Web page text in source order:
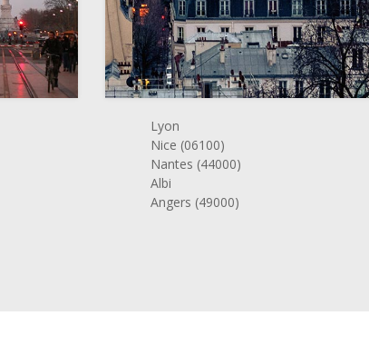
Lyon
Nice (06100)
Nantes (44000)
Albi
Angers (49000)